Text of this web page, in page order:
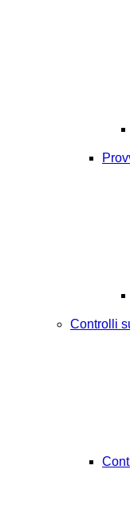
Controlli